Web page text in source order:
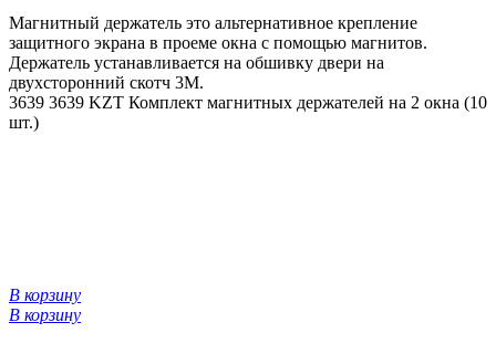
Магнитный держатель это альтернативное крепление
защитного экрана в проеме окна с помощью магнитов.
Держатель устанавливается на обшивку двери на
двухсторонний скотч 3М.
3639 3639 KZT Комплект магнитных держателей на 2 окна (10
шт.)
В корзину
В корзину